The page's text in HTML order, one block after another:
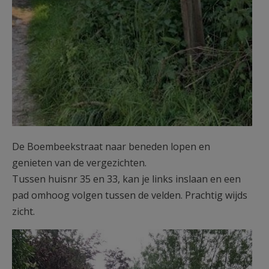
De Boembeekstraat naar beneden lopen en
genieten van de vergezichten.
Tussen huisnr 35 en 33, kan je links inslaan en een
pad omhoog volgen tussen de velden. Prachtig wijds
zicht.
Wandeling7.jpg